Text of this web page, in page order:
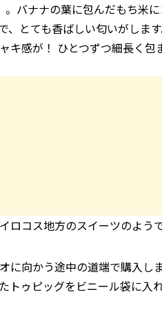
バナナの葉に包んだもち米
、とても香ばしい匂いがしま
キ感が！ ひとつずつ細長く包
ロコス地方のスイーツのようで
に向かう途中の道端で購入し
ゥピッグをビニール袋に入